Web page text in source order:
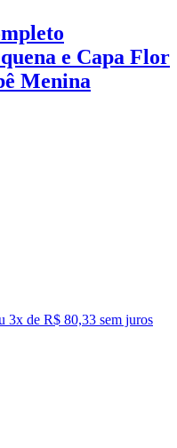
e Capa Flor
Menina
3x de R$ 80,33 sem juros